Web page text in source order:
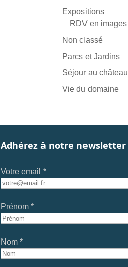
Expositions
RDV en images
Non classé
Parcs et Jardins
Séjour au château
Vie du domaine
Adhérez à notre newsletter
Votre email *
Prénom *
Nom *